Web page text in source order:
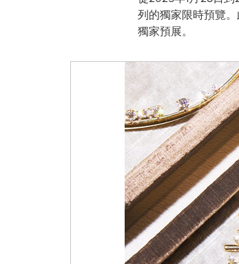
列的獨家限時預覽。
獨家預展。